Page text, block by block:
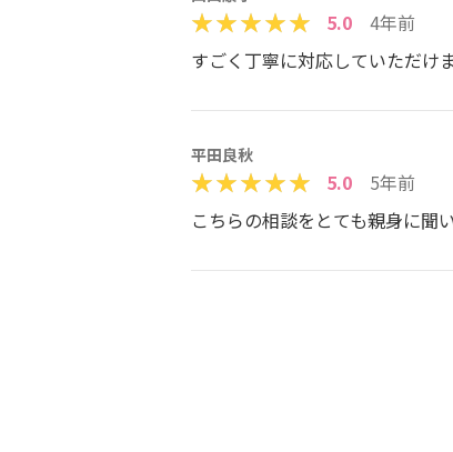
5.0
4年前
すごく丁寧に対応していただけ
平田良秋
5.0
5年前
こちらの相談をとても親身に聞